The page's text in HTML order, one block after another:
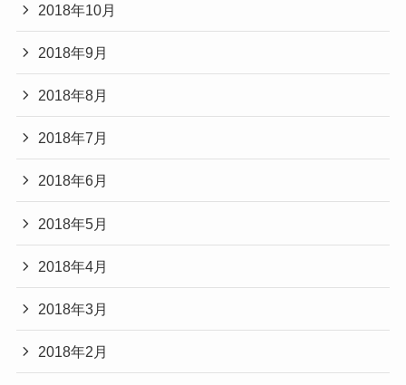
2018年10月
2018年9月
2018年8月
2018年7月
2018年6月
2018年5月
2018年4月
2018年3月
2018年2月